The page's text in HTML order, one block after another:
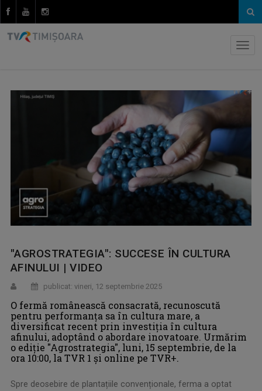
"AGROSTRATEGIA": SUCCESE ÎN CULTURA
AFINULUI | VIDEO
publicat: vineri, 12 septembrie 2025
O fermă românească consacrată, recunoscută
pentru performanța sa în cultura mare, a
diversificat recent prin investiția în cultura
afinului, adoptând o abordare inovatoare. Urmărim
o ediție "Agrostrategia", luni, 15 septembrie, de la
ora 10:00, la TVR 1 și online pe TVR+.
Spre deosebire de plantațiile convenționale, ferma a optat